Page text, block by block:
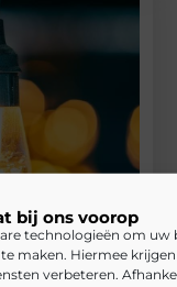
bij ons voorop
technologieën om uw
maken. Hiermee
verbeteren.